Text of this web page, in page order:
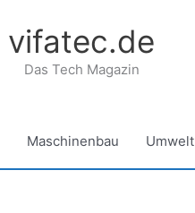
vifatec.de
Das Tech Magazin
Maschinenbau Umwelt